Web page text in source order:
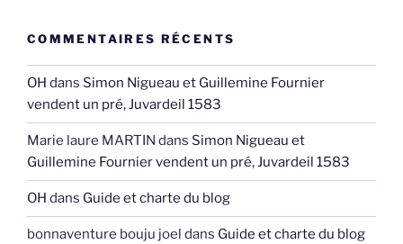
COMMENTAIRES RÉCENTS
OH dans Simon Nigueau et Guillemine Fournier
vendent un pré, Juvardeil 1583
Marie laure MARTIN dans Simon Nigueau et
Guillemine Fournier vendent un pré, Juvardeil 1583
OH dans Guide et charte du blog
bonnaventure bouju joel dans Guide et charte du blog